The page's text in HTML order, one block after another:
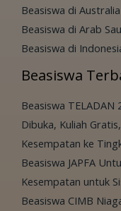
Beasiswa di Australia
Beasiswa di Arab
Beasiswa di
Beasiswa
Beasiswa
Dibuka, Kuliah
Kesempatan ke
Beasiswa JAPFA
Kesempatan untuk
Beasiswa CIMB